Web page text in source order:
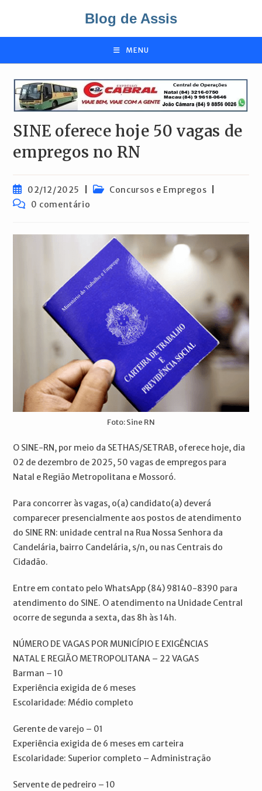
o
Blog de Assis
MENU
SINE oferece hoje 50 vagas de
empregos no RN
Post
publicado:
02/12/2025
Categoria
Concursos e Empregos
Comentários
0 comentário
Foto: Sine RN
O SINE-RN, por meio da SETHAS/SETRAB, oferece hoje, dia
02 de dezembro de 2025, 50 vagas de empregos para
Natal e Região Metropolitana e Mossoró.
Para concorrer às vagas, o(a) candidato(a) deverá
comparecer presencialmente aos postos de atendimento
do SINE RN: unidade central na Rua Nossa Senhora da
Candelária, bairro Candelária, s/n, ou nas Centrais do
Cidadão.
Entre em contato pelo WhatsApp (84) 98140-8390 para
atendimento do SINE. O atendimento na Unidade Central
ocorre de segunda a sexta, das 8h às 14h.
NÚMERO DE VAGAS POR MUNICÍPIO E EXIGÊNCIAS
NATAL E REGIÃO METROPOLITANA – 22 VAGAS
Barman – 10
Experiência exigida de 6 meses
Escolaridade: Médio completo
Gerente de varejo – 01
Experiência exigida de 6 meses em carteira
Escolaridade: Superior completo – Administração
Servente de pedreiro – 10